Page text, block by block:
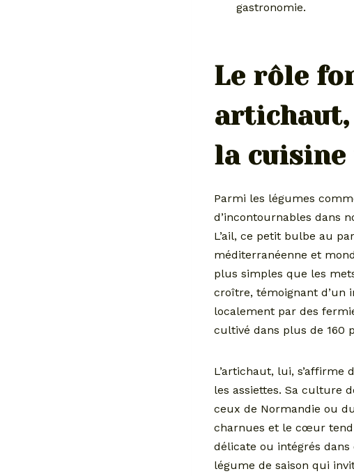
gastronomie.
Le rôle
artichaut,
la cuisine
Parmi les légumes
d’incontournables dans
L’ail, ce petit bulbe au
méditerranéenne et
plus simples que les
croître, témoignant
localement par des
cultivé dans plus de 160
L’artichaut, lui,
les assiettes. Sa culture
ceux de Normandie ou
charnues et le cœur
délicate ou intégrés
légume de saison qui